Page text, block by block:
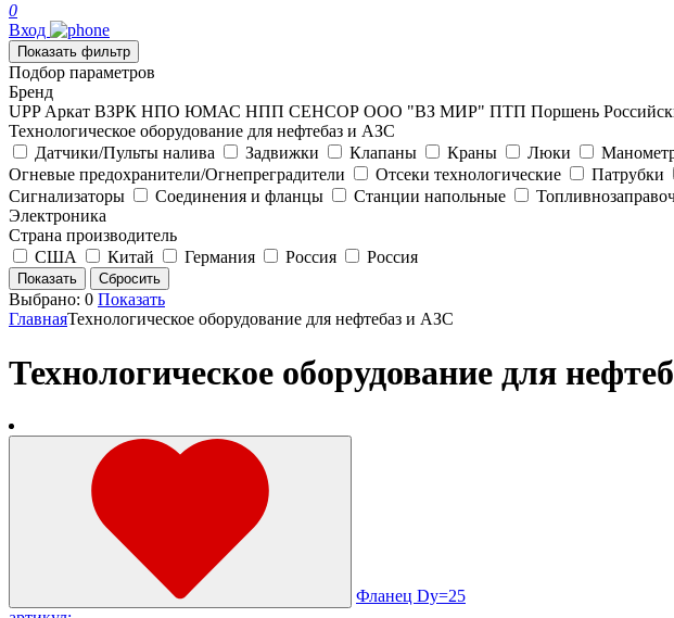
0
Вход
Показать фильтр
Подбор параметров
Бренд
UPP Аркат ВЗРК НПО ЮМАС НПП СЕНСОР ООО "ВЗ МИР" ПТП Поршень
Технологическое оборудование для нефтебаз и АЗС
Датчики/Пульты налива
Задвижки Клапаны Краны Люки
Огневые предохранители/Огнепреградители
Отсеки технологические Патрубки
Сигнализаторы
Соединения и фланцы Станции напольные
Электроника
Страна производитель
США
Китай Германия Россия Россия
Выбрано: 0 Показать
ГлавнаяТехнологическое оборудование для нефтебаз и АЗС
Технологическое оборудование для
Фланец Dу=25